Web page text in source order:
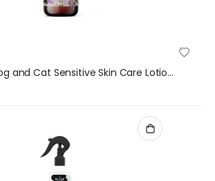
Organissime Dog and Cat Sensitive Skin Care Lotion 250ml